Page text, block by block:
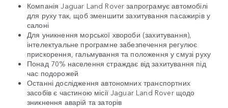
Компанія Jaguar Land Rover запрограмує автомобілі
для руху так, щоб зменшити захитування пасажирів у
салоні
Для уникнення морської хвороби (захитування),
інтелектуальне програмне забезпечення регулює
прискорення, гальмування та положення у смузі руху
Понад 70% населення страждає від захитування під
час подорожей
Останні дослідження автономних транспортних
засобів є частиною місії Jaguar Land Rover щодо
зникнення аварій та заторів